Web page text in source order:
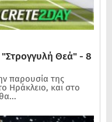
Θεά" - 8
παρουσία της
Ηράκλειο, και στο